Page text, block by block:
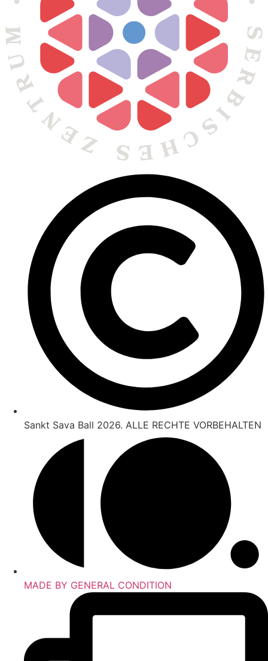
Sankt Sava Ball 2026. ALLE RECHTE VORBEHALTEN
MADE BY GENERAL CONDITION